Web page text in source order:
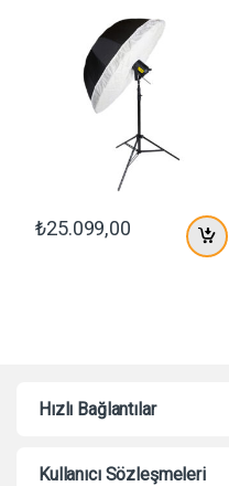
₺25.099,00
Hızlı Bağlantılar
Kullanıcı Sözleşmeleri